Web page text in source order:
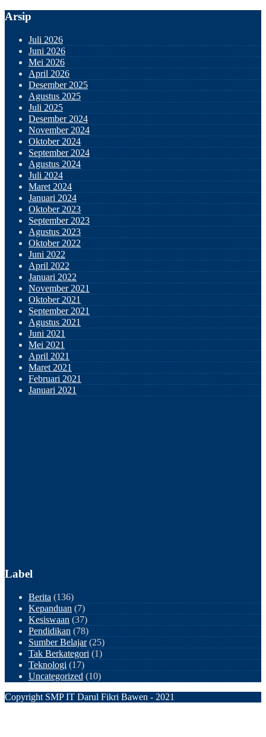
Arsip
Juli 2026
Juni 2026
Mei 2026
April 2026
Desember 2025
Agustus 2025
Juli 2025
Desember 2024
November 2024
Oktober 2024
September 2024
Agustus 2024
Juli 2024
Maret 2024
Januari 2024
Oktober 2023
September 2023
Agustus 2023
Oktober 2022
Juni 2022
April 2022
Januari 2022
November 2021
Oktober 2021
September 2021
Agustus 2021
Juni 2021
Mei 2021
April 2021
Maret 2021
Februari 2021
Januari 2021
Label
Berita (136)
Kepanduan (7)
Kesiswaan (37)
Pendidikan (78)
Sumber Belajar(25)
Tak Berkategori (1)
Teknologi (17)
Uncategorized (10)
Copyright SMP IT Darul Fikri Bawen - 2021